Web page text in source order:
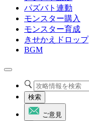
パズバト連動
モンスター購入
モンスター育成
きせかえドロップ
BGM
検索
ご意見